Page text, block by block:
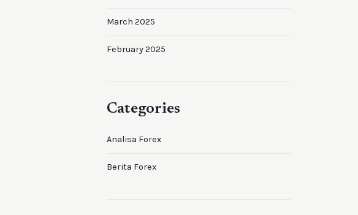
March 2025
February 2025
Categories
Analisa Forex
Berita Forex